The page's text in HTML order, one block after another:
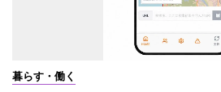
暮らす・働く